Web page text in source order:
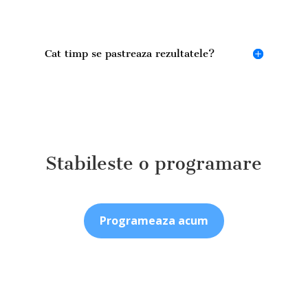
Cat timp se pastreaza rezultatele?
Stabileste o programare
Programeaza acum